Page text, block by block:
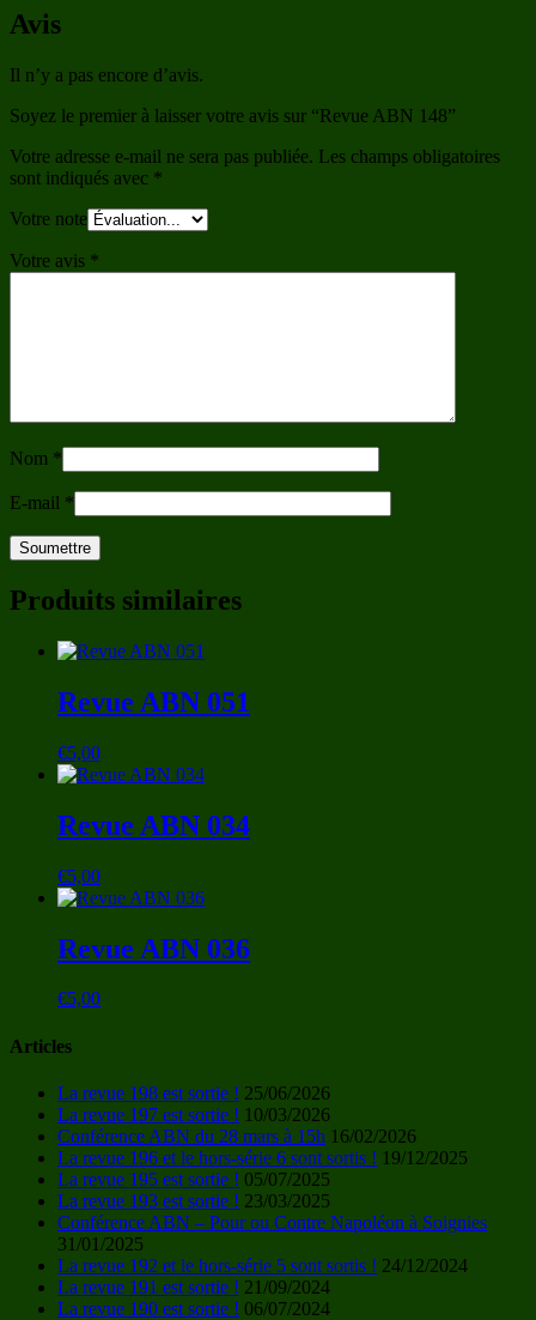
Avis
Il n’y a pas encore d’avis.
Soyez le premier à laisser votre avis sur “Revue ABN 148”
Votre adresse e-mail ne sera pas publiée. Les champs obligatoires
sont indiqués avec *
Votre note
Votre avis *
Nom *
E-mail *
Produits similaires
Revue ABN 051
€5,00
Revue ABN 034
€5,00
Revue ABN 036
€5,00
Articles
La revue 198 est sortie ! 25/06/2026
La revue 197 est sortie ! 10/03/2026
Conférence ABN du 28 mars à 15h 16/02/2026
La revue 196 et le hors-série 6 sont sortis ! 19/12/2025
La revue 195 est sortie ! 05/07/2025
La revue 193 est sortie ! 23/03/2025
Conférence ABN – Pour ou Contre Napoléon à Soignies
31/01/2025
La revue 192 et le hors-série 5 sont sortis ! 24/12/2024
La revue 191 est sortie ! 21/09/2024
La revue 190 est sortie ! 06/07/2024